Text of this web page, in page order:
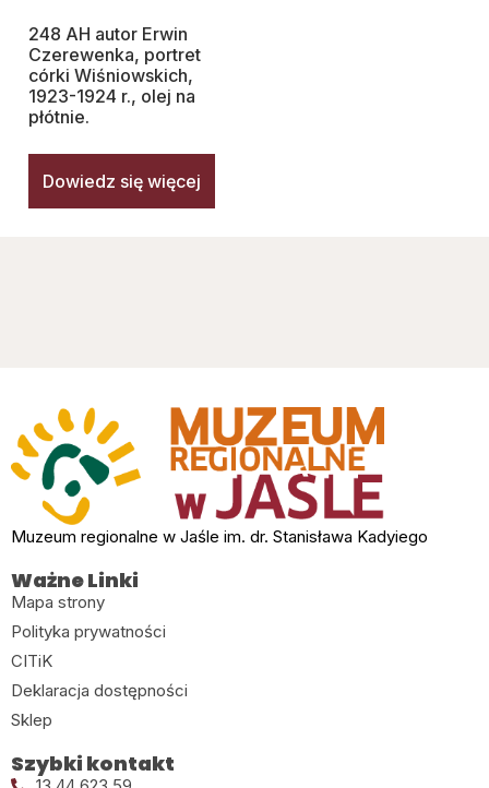
248 AH autor Erwin
Czerewenka, portret
córki Wiśniowskich,
1923-1924 r., olej na
płótnie.
Dowiedz się więcej
Muzeum regionalne w Jaśle im. dr. Stanisława Kadyiego
Ważne Linki
Mapa strony
Polityka prywatności
CITiK
Deklaracja dostępności
Sklep
Szybki kontakt